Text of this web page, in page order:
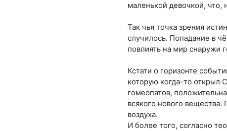
маленькой девочкой, что,
Так чья точка зрения
случилось. Попадание в
повлиять на мир снаружи
Кстати о горизонте
которую когда-то открыл
гомеопатов,
всякого нового
воздуха.
И более того, согласно